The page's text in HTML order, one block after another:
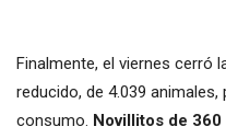
Finalmente, el viernes cerró
reducido, de 4.039
consumo. Novillitos de